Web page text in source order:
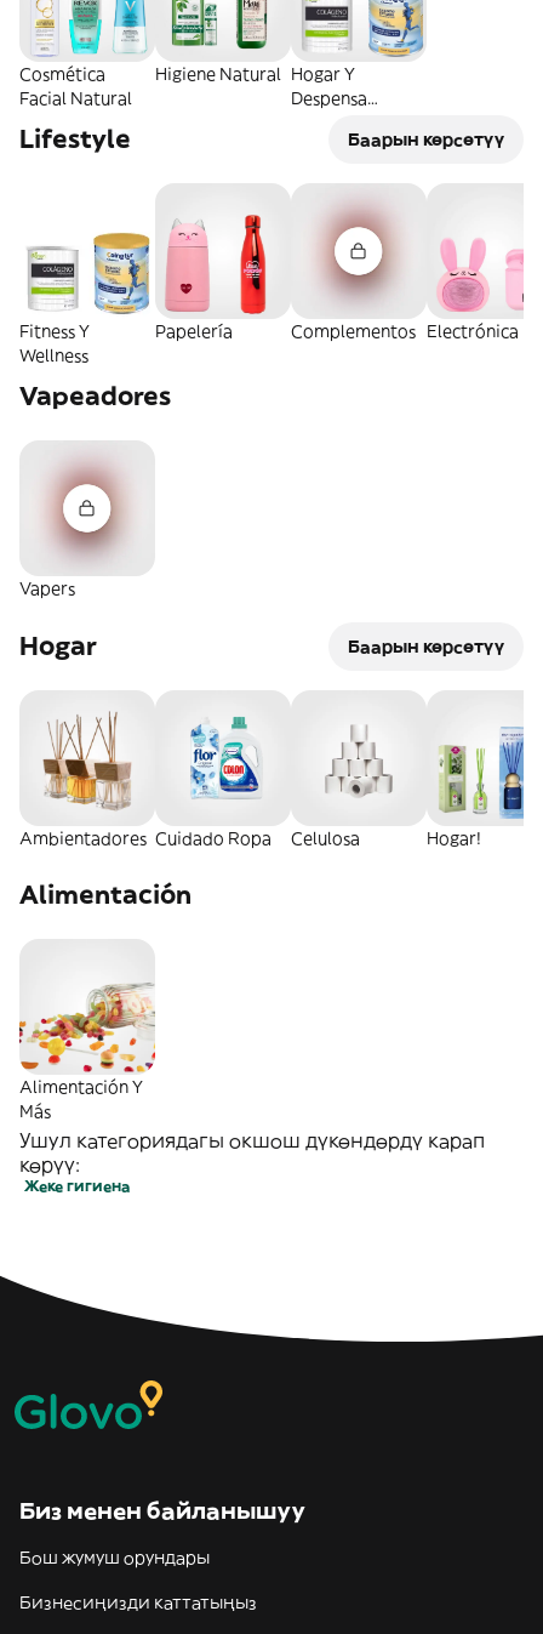
Cosmética
Facial Natural
Higiene Natural Hogar Y
Despensa
Lifestyle Баарын көрсөтүү
Fitness Y
Wellness
Papelería Complementos Electrónica
Vapeadores
Vapers
Hogar Баарын көрсөтүү
Ambientadores Cuidado Ropa Celulosa Hogar!
Alimentación
Alimentación Y
Más
Ушул категориядагы окшош дүкөндөрдү карап
көрүү:
Жеке гигиена
Биз менен байланышуу
Бош жумуш орундары
Бизнесиңизди каттатыңыз